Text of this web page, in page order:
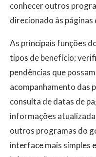
conhecer outros
direcionado às páginas
As principais funções
tipos de benefício;
pendências que
acompanhamento das
consulta de datas de
informações
outros programas do
interface mais simples